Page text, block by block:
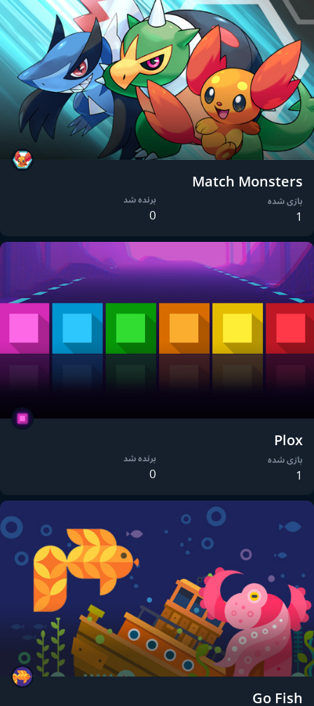
Match Monsters
بازی شده
1
برنده شد
0
Plox
بازی شده
1
برنده شد
0
Go Fish